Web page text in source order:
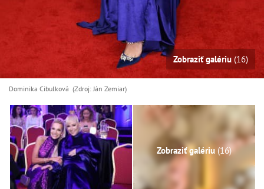
Zobraziť galériu (16)
Dominika Cibulková (Zdroj: Ján Zemiar)
Zobraziť galériu (16)